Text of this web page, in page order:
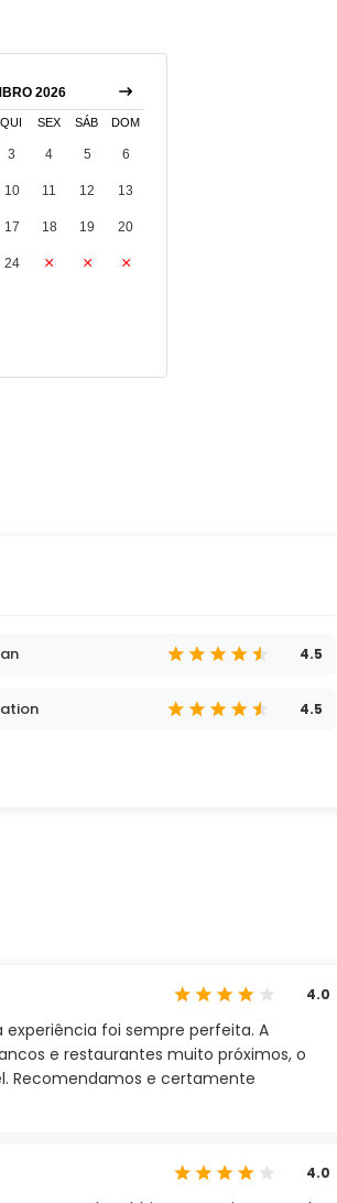
2026
QUI SEX SÁB DOM
3 4 5 6
10 11 12 13
17 18 19 20
24 25 26 27
4.5
4.5
4.0
foi sempre perfeita. A
e restaurantes muito próximos, o
Recomendamos e certamente
4.0